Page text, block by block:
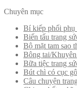
Chuyên mục
Bí kiếp phối phụ
Biến tấu trang
Bộ mặt tam sao
Bông tai/
Bữa tiệc trang
Bút chì có cục
Câu chuyện